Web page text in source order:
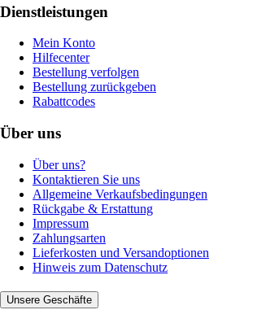
Dienstleistungen
Mein Konto
Hilfecenter
Bestellung verfolgen
Bestellung zurückgeben
Rabattcodes
Über uns
Über uns?
Kontaktieren Sie uns
Allgemeine Verkaufsbedingungen
Rückgabe & Erstattung
Impressum
Zahlungsarten
Lieferkosten und Versandoptionen
Hinweis zum Datenschutz
Unsere Geschäfte